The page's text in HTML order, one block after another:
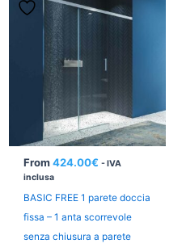
From 424.00€ - IVA
inclusa
BASIC FREE 1 parete doccia
fissa – 1 anta scorrevole
senza chiusura a parete